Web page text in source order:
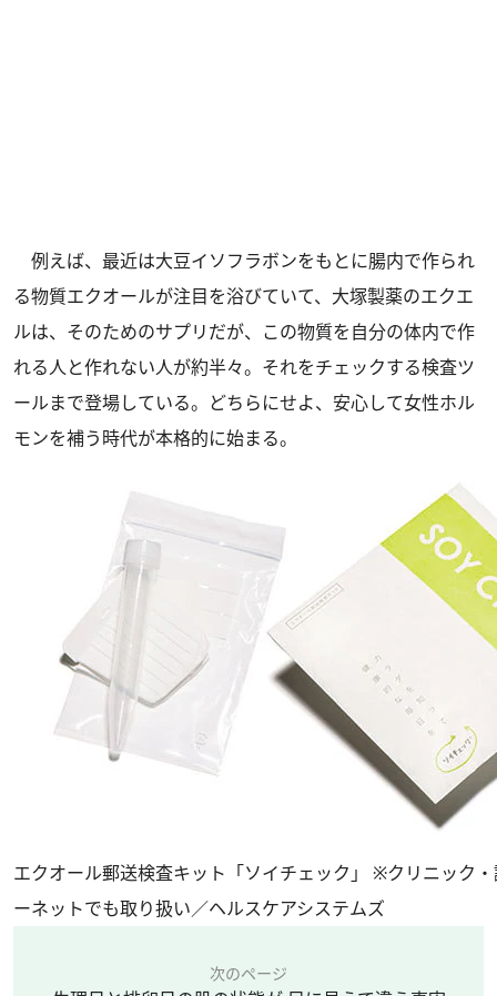
例えば、最近は大豆イソフラボンをもとに腸内で作られ
る物質エクオールが注目を浴びていて、大塚製薬のエクエ
ルは、そのためのサプリだが、この物質を自分の体内で作
れる人と作れない人が約半々。それをチェックする検査ツ
ールまで登場している。どちらにせよ、安心して女性ホル
モンを補う時代が本格的に始まる。
エクオール郵送検査キット「ソイチェック」 ※クリニック
ーネットでも取り扱い／ヘルスケアシステムズ
次のページ